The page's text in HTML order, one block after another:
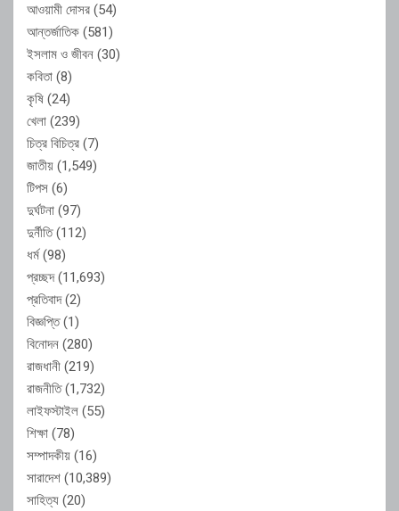
আওয়ামী দোসর (54)
আন্তর্জাতিক (581)
ইসলাম ও জীবন (30)
কবিতা (8)
কৃষি (24)
খেলা (239)
চিত্র বিচিত্র (7)
জাতীয় (1,549)
টিপস (6)
দুর্ঘটনা (97)
দুর্নীতি(112)
ধর্ম(98)
প্রচ্ছদ(11,693)
প্রতিবাদ(2)
বিজ্ঞপ্তি(1)
বিনোদন (280)
রাজধানী (219)
রাজনীতি(1,732)
লাইফস্টাইল (55)
শিক্ষা (78)
সম্পাদকীয় (16)
সারাদেশ (10,389)
সাহিত্য (20)